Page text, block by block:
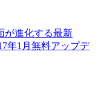
が進化する最新
年1月無料アップデ